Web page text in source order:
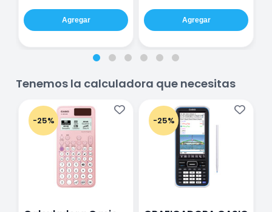
Agregar Agregar
Tenemos la calculadora que necesitas
-25% -25%